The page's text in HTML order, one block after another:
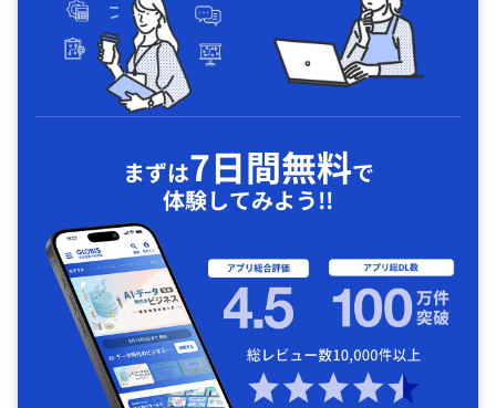
まずは7日間無料で
体験してみよう!!